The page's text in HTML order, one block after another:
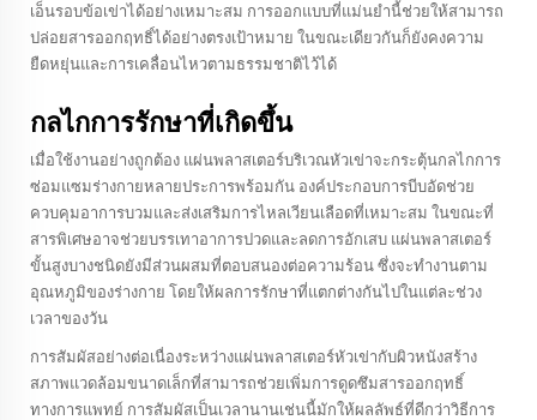
เอ็นรอบข้อเข่าได้อย่างเหมาะสม การออกแบบที่แม่นยำนี้ช่วยให้สามารถ
ปล่อยสารออกฤทธิ์ได้อย่างตรงเป้าหมาย ในขณะเดียวกันก็ยังคงความ
ยืดหยุ่นและการเคลื่อนไหวตามธรรมชาติไว้ได้
กลไกการรักษาที่เกิดขึ้น
เมื่อใช้งานอย่างถูกต้อง แผ่นพลาสเตอร์บริเวณหัวเข่าจะกระตุ้นกลไกการ
ซ่อมแซมร่างกายหลายประการพร้อมกัน องค์ประกอบการบีบอัดช่วย
ควบคุมอาการบวมและส่งเสริมการไหลเวียนเลือดที่เหมาะสม ในขณะที่
สารพิเศษอาจช่วยบรรเทาอาการปวดและลดการอักเสบ แผ่นพลาสเตอร์
ขั้นสูงบางชนิดยังมีส่วนผสมที่ตอบสนองต่อความร้อน ซึ่งจะทำงานตาม
อุณหภูมิของร่างกาย โดยให้ผลการรักษาที่แตกต่างกันไปในแต่ละช่วง
เวลาของวัน
การสัมผัสอย่างต่อเนื่องระหว่างแผ่นพลาสเตอร์หัวเข่ากับผิวหนังสร้าง
สภาพแวดล้อมขนาดเล็กที่สามารถช่วยเพิ่มการดูดซึมสารออกฤทธิ์
ทางการแพทย์ การสัมผัสเป็นเวลานานเช่นนี้มักให้ผลลัพธ์ที่ดีกว่าวิธีการ